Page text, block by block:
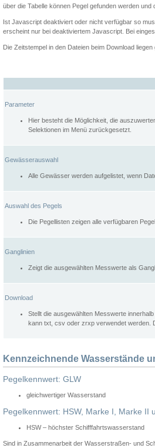
über die Tabelle können Pegel gefunden werden
Ist Javascript deaktiviert oder nicht verfügbar so
erscheint nur bei deaktiviertem Javascript. Bei
Die Zeitstempel in den Dateien beim Download
Parameter
Hier besteht die Möglichkeit, die
Selektionen im Menü zurückgesetzt.
Gewässerauswahl
Alle Gewässer werden aufgelistet, wenn
Auswahl des Pegels
Die Pegellisten zeigen alle verfügbaren
Ganglinien
Zeigt die ausgewählten Messwerte als
Download
Stellt die ausgewählten Messwerte
kann txt, csv oder zrxp verwendet werden.
Kennzeichnende Wasserstände
Pegelkennwert: GLW
gleichwertiger Wasserstand
Pegelkennwert: HSW, Marke I, Marke II
HSW – höchster Schifffahrtswasserstand
Sind in Zusammenarbeit der Wasserstraßen- und